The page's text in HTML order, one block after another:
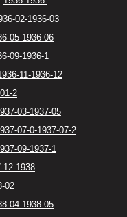
02-1936-03
05-1936-06
09-1936-1
11-1936-12
2
03-1937-05
07-0-1937-07-2
09-1937-1
12-1938
02
04-1938-05